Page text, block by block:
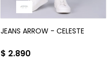
JEANS ARROW - CELESTE
$ 2.890